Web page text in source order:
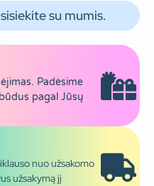
su mumis.
Padėsime
pagal Jūsų
nuo užsakomo
užsakymą jį